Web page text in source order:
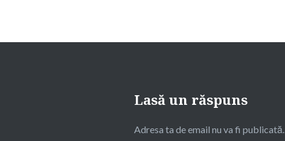
Lasă un răspuns
Adresa ta de email nu va fi publicată.